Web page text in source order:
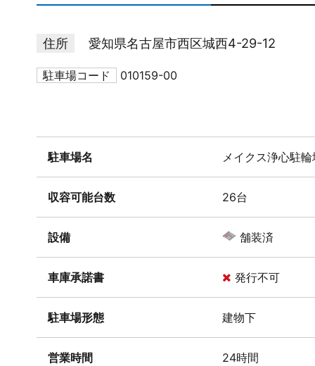
住所 愛知県名古屋市西区城西4-29-12
駐車場コード 010159-00
駐車場名 メイクス浄心駐輪
収容可能台数 26台
設備 舗装済
車庫承諾書 発行不可
駐車場形態 建物下
営業時間 24時間